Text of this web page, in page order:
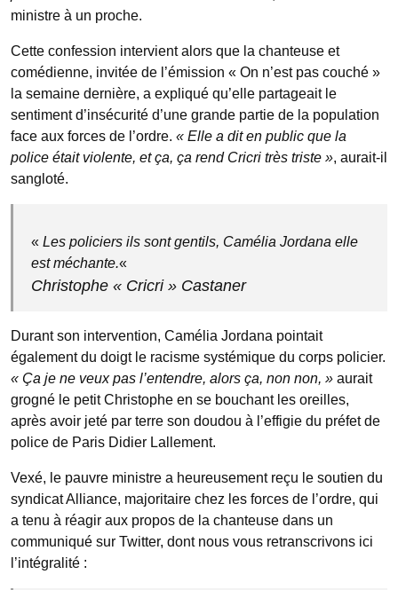
ministre à un proche.
Cette confession intervient alors que la chanteuse et
comédienne, invitée de l’émission « On n’est pas couché »
la semaine dernière, a expliqué qu’elle partageait le
sentiment d’insécurité d’une grande partie de la population
face aux forces de l’ordre. « Elle a dit en public que la
police était violente, et ça, ça rend Cricri très triste », aurait-il
sangloté.
« Les policiers ils sont gentils, Camélia Jordana elle
est méchante.«
Christophe « Cricri » Castaner
Durant son intervention, Camélia Jordana pointait
également du doigt le racisme systémique du corps policier.
« Ça je ne veux pas l’entendre, alors ça, non non, » aurait
grogné le petit Christophe en se bouchant les oreilles,
après avoir jeté par terre son doudou à l’effigie du préfet de
police de Paris Didier Lallement.
Vexé, le pauvre ministre a heureusement reçu le soutien du
syndicat Alliance, majoritaire chez les forces de l’ordre, qui
a tenu à réagir aux propos de la chanteuse dans un
communiqué sur Twitter, dont nous vous retranscrivons ici
l’intégralité :